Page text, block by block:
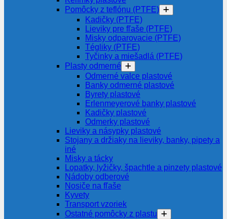
Pomôcky z teflónu (PTFE)
Kadičky (PTFE)
Lieviky pre fľaše (PTFE)
Misky odparovacie (PTFE)
Tégliky (PTFE)
Tyčinky a miešadlá (PTFE)
Plasty odmerné
Odmerné valce plastové
Banky odmerné plastové
Byrety plastové
Erlenmeyerové banky plastové
Kadičky plastové
Odmerky plastové
Lieviky a násypky plastové
Stojany a držiaky na lieviky, banky, pipety a
iné
Misky a tácky
Lopatky, lyžičky, špachtle a pinzety plastové
Nádoby odberové
Nosiče na fľaše
Kyvety
Transport vzoriek
Ostatné pomôcky z plastu